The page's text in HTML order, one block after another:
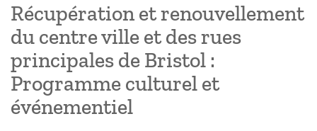
Récupération et renouvellement
du centre ville et des rues
principales de Bristol :
Programme culturel et
événementiel